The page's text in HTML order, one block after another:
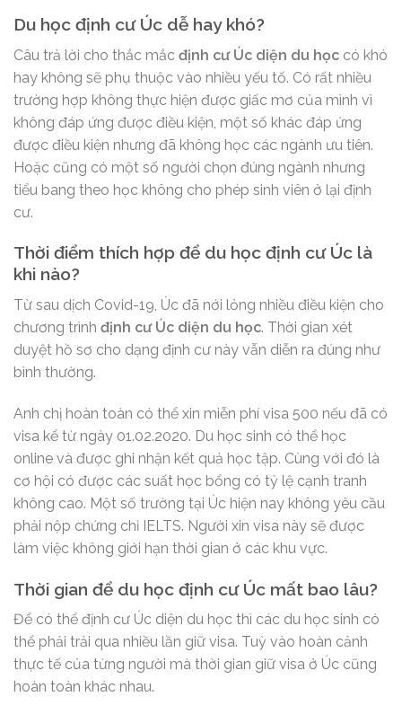
Du học định cư Úc dễ hay khó?
Câu trả lời cho thắc mắc định cư Úc diện du học có khó
hay không sẽ phụ thuộc vào nhiều yếu tố. Có rất nhiều
trường hợp không thực hiện được giấc mơ của mình vì
không đáp ứng được điều kiện, một số khác đáp ứng
được điều kiện nhưng đã không học các ngành ưu tiên.
Hoặc cũng có một số người chọn đúng ngành nhưng
tiểu bang theo học không cho phép sinh viên ở lại định
cư.
Thời điểm thích hợp để du học định cư Úc là
khi nào?
Từ sau dịch Covid-19, Úc đã nới lỏng nhiều điều kiện cho
chương trình định cư Úc diện du học. Thời gian xét
duyệt hồ sơ cho dạng định cư này vẫn diễn ra đúng như
bình thường.
Anh chị hoàn toàn có thể xin miễn phí visa 500 nếu đã có
visa kể từ ngày 01.02.2020. Du học sinh có thể học
online và được ghi nhận kết quả học tập. Cùng với đó là
cơ hội có được các suất học bổng có tỷ lệ cạnh tranh
không cao. Một số trường tại Úc hiện nay không yêu cầu
phải nộp chứng chỉ IELTS. Người xin visa này sẽ được
làm việc không giới hạn thời gian ở các khu vực.
Thời gian để du học định cư Úc mất bao lâu?
Để có thể định cư Úc diện du học thì các du học sinh có
thể phải trải qua nhiều lần giữ visa. Tuỳ vào hoàn cảnh
thực tế của từng người mà thời gian giữ visa ở Úc cũng
hoàn toàn khác nhau.